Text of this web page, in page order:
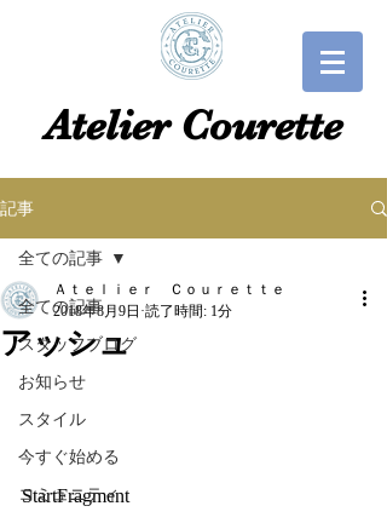
​​Atelier Courette​
記事
全ての記事
スタッフブログ
お知らせ
スタイル
今すぐ始める
コミュニティ
全ての記事
アッシュ
Ａｔｅｌｉｅｒ Ｃｏｕｒｅｔｔｅ
2018年8月9日 読了時間: 1分
StartFragment